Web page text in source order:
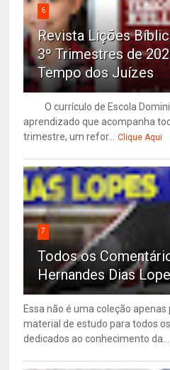
6
Revista Lições
3º Trimestres de
Tempo dos Juízes
O currículo de Escola
aprendizado que acompanha
trimestre, um refor... Clique Aqui
7
Todos os
Hernandes Dias
Essa não é uma coleção
material de estudo para todos
dedicados ao conhecimento da...